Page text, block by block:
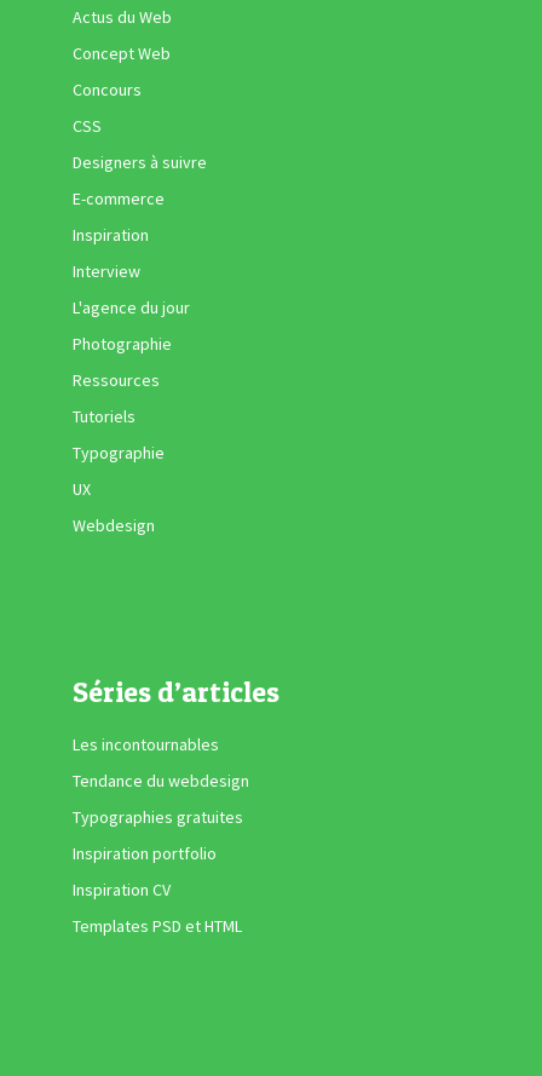
Actus du Web
Concept Web
Concours
CSS
Designers à suivre
E-commerce
Inspiration
Interview
L'agence du jour
Photographie
Ressources
Tutoriels
Typographie
UX
Webdesign
Séries d’articles
Les incontournables
Tendance du webdesign
Typographies gratuites
Inspiration portfolio
Inspiration CV
Templates PSD et HTML